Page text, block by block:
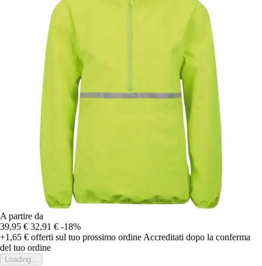
A partire da
39,95 € 32,91 € -18%
+1,65 € offerti sul tuo prossimo ordine Accreditati dopo la conferma
del tuo ordine
Loading...